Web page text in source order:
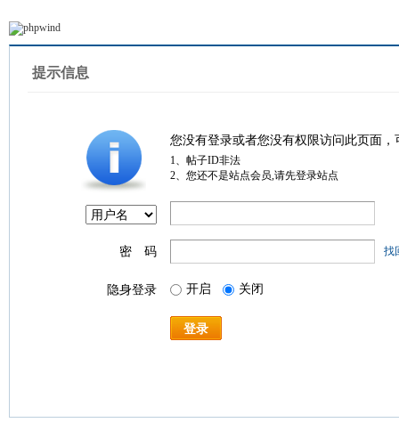
提示信息
您没有登录或者您没有权限访问此页面
1、帖子ID非法
2、您还不是站点会员,请先登录站点
密 码 找
隐身登录 开启 关闭
登录